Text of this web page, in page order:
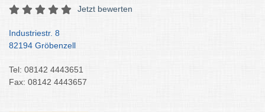
Jetzt bewerten
Industriestr. 8
82194 Gröbenzell
Tel: 08142 4443651
Fax: 08142 4443657